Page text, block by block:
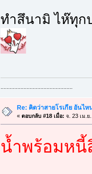
ทำสึนามิ ไห๊ทุก
Re: คิดว่าสายโรเกีย อันไห
« ตอบกลับ #18 เมื่อ: จ. 23 เม.ย
น้ำพร้อมห